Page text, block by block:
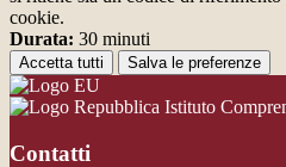
cookie.
Durata: 30 minuti
Accetta tutti Salva le preferenze
Istituto
Contatti